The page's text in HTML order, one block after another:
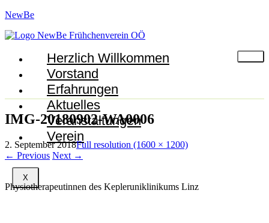
NewBe
Herzlich Willkommen
Vorstand
Erfahrungen
Aktuelles
Veranstaltungen
Verein
X
IMG-20180902-WA0006
2. September 2018Full resolution (1600 × 1200)
← Previous Next →
Physiotherapeutinnen des Kepleruniklinikums Linz